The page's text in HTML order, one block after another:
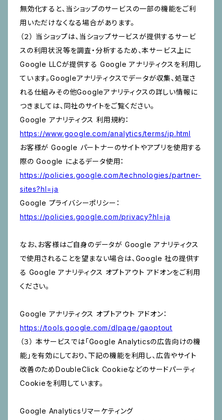
無効化すると、当ショップのサービスの一部の機能をご利
用いただけなくなる場合があります。
（２） 当ショップは、当ショップサービスが提供するサービ
スの利用状況等を調査・分析するため、本サービス上に
Google LLCが提供する Google アナリティクスを利用し
ています。Googleアナリティクスでデータが収集、処理さ
れる仕組みその他Googleアナリティクスの詳しい情報に
つきましては、同社のサイトをご覧ください。
Google アナリティクス 利用規約：
https://www.google.com/analytics/terms/jp.html
お客様が Google パートナーのサイトやアプリを使用する
際の Google によるデータ使用：
https://policies.google.com/technologies/partner-
sites?hl=ja
Google プライバシーポリシー：
https://policies.google.com/privacy?hl=ja
なお、お客様はご自身のデータが Google アナリティクス
で使用されることを望まない場合は、Google 社の提供す
る Google アナリティクス オプトアウト アドオンをご利用
ください。
Google アナリティクス オプトアウト アドオン：
https://tools.google.com/dlpage/gaoptout
（３） 本サービスでは「Google Analyticsの広告向けの機
能」を有効にしており、下記の機能を利用し、広告やサイト
改善のためDoubleClick Cookieなどのサードパーティ
Cookieを利用しています。
Google Analyticsリマーケティング